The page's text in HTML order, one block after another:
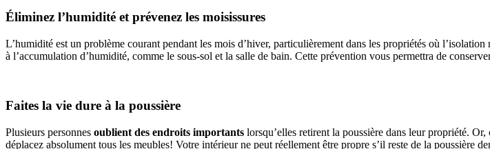
Éliminez l’humidité et prévenez les moisissures
L’humidité est un problème courant pendant les mois d’hiver, particulièrement dans les propriétés où
à l’accumulation d’humidité, comme le sous-sol et la salle de bain. Cette prévention vous permettra de
Faites la vie dure à la poussière
Plusieurs personnes oublient des endroits importants lorsqu’elles retirent la poussière dans leur propriété.
déplacez absolument tous les meubles! Votre intérieur ne peut réellement être propre s’il reste de la poussière